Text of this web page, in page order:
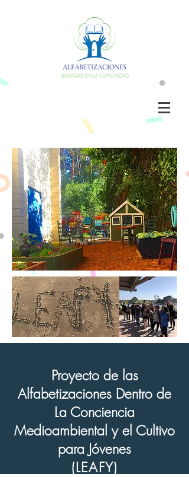
Proyecto de las
Alfabetizaciones Dentro de
La Conciencia
Medioambiental y el Cultivo
para Jóvenes
(LEAFY)